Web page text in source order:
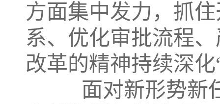
方面集中发力，抓
系、优化审批流程
改革的精神持续深
面对新形势新任